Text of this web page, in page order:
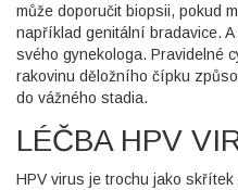
může doporučit biopsii, pokud
například genitální bradavice.
svého gynekologa. Pravidelné
rakovinu děložního čípku
do vážného stadia.
LÉČBA HPV
HPV virus je trochu jako